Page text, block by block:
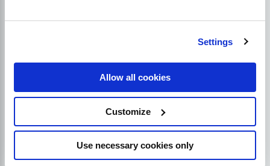
Settings
Allow all cookies
Customize
Use necessary cookies only
piattaforme SEO tradizionali, e potenzialmente
le prestazioni dei contenuti. Strumenti di
monitoraggio come Promptwatch tracciano le
menzioni del marchio nelle risposte dell'AI,
scoprendo le query mancate in cui il vostro marchio
dovrebbe essere presente.